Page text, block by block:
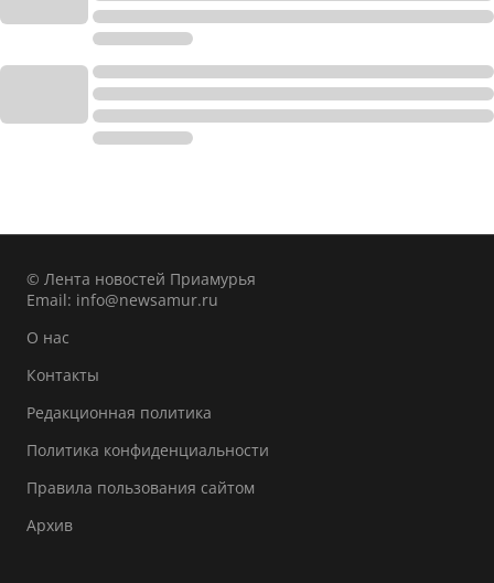
© Лента новостей Приамурья
Email: info@newsamur.ru
О нас
Контакты
Редакционная политика
Политика конфиденциальности
Правила пользования сайтом
Архив